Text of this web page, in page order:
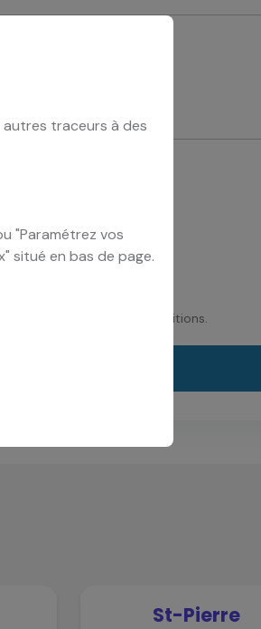
nos termes et conditions.
St-Pierre
traceurs à des
"Paramétrez vos
situé en bas de page.